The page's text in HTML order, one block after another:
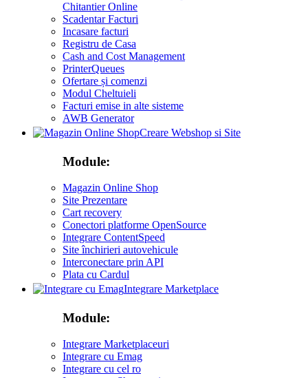
Chitantier Online
Scadentar Facturi
Incasare facturi
Registru de Casa
Cash and Cost Management
PrinterQueues
Ofertare și comenzi
Modul Cheltuieli
Facturi emise in alte sisteme
AWB Generator
Creare Webshop si Site
Module:
Magazin Online Shop
Site Prezentare
Cart recovery
Conectori platforme OpenSource
Integrare ContentSpeed
Site închirieri autovehicule
Interconectare prin API
Plata cu Cardul
Integrare Marketplace
Module:
Integrare Marketplaceuri
Integrare cu Emag
Integrare cu cel ro